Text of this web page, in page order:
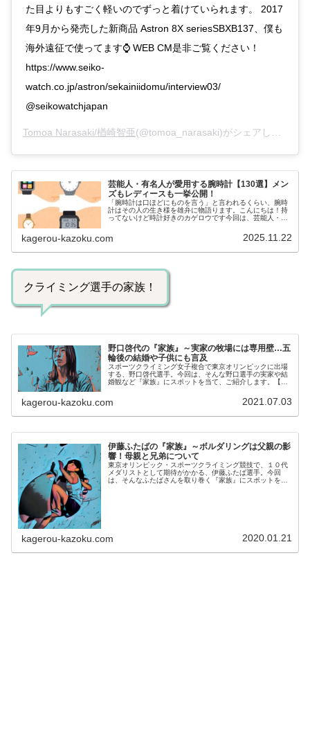
た目よりもすごく軽いのでずっと着けていられます。 2017
年9月から発売した新商品 Astron 8X seriesSBXB137、僕も
海外遠征で使ってます⌚️ WEB CM是非ご覧ください！
https://www.seiko-
watch.co.jp/astron/sekainiidomu/interview03/
@seikowatchjapan
Tomoa Narasaki/楢崎智亜(@tomoa_narasaki)がシェアした投稿 –
芸能人・有名人が愛用する腕時計【130選】メン
ズもレディースも一挙公開！
「腕時計は口ほどにものを言う」と言われるくらい、腕時
計はその人の生き様を雄弁に物語ります。こんにちは！持
ってないけど時計好きのカゲロウです今回は、芸能人・有
kagerou-kazoku.com 2025.11.22
クライミング選手の家族！
野口啓代の『家族』～実家の牧場には専用壁…五
輪後の結婚や子供にも言及
スポーツクライミング女子複合で東京オリンピックに出場
する、野口啓代選手。今回は、そんな野口選手の実家や結
婚観など『家族』にスポットを当て、ご紹介します。【プ
kagerou-kazoku.com 2021.07.03
伊藤ふたばの『家族』～ボルダリングは父親の影
響！母親と兄弟について
東京オリンピック・スポーツクライミング競技で、１０代
メダリストとして期待がかかる、伊藤ふたば選手。今回
は、そんなふたばさんを取り巻く『家族』にスポットを当
kagerou-kazoku.com 2020.01.21